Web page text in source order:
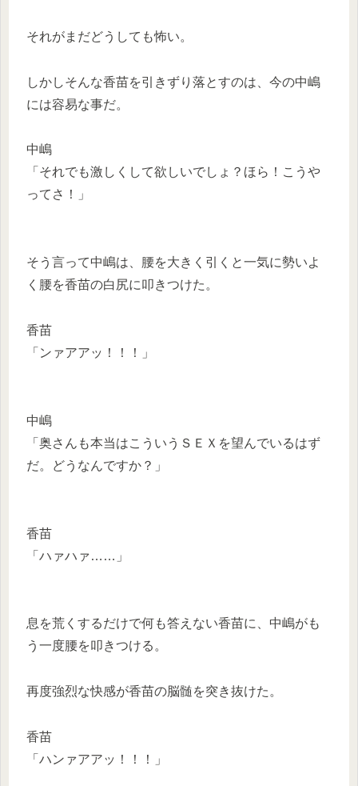
それがまだどうしても怖い。
しかしそんな香苗を引きずり落とすのは、今の中嶋
には容易な事だ。
中嶋
「それでも激しくして欲しいでしょ？ほら！こうや
ってさ！」
そう言って中嶋は、腰を大きく引くと一気に勢いよ
く腰を香苗の白尻に叩きつけた。
香苗
「ンァアアッ！！！」
中嶋
「奥さんも本当はこういうＳＥＸを望んでいるはず
だ。どうなんですか？」
香苗
「ハァハァ……」
息を荒くするだけで何も答えない香苗に、中嶋がも
う一度腰を叩きつける。
再度強烈な快感が香苗の脳髄を突き抜けた。
香苗
「ハンァアアッ！！！」